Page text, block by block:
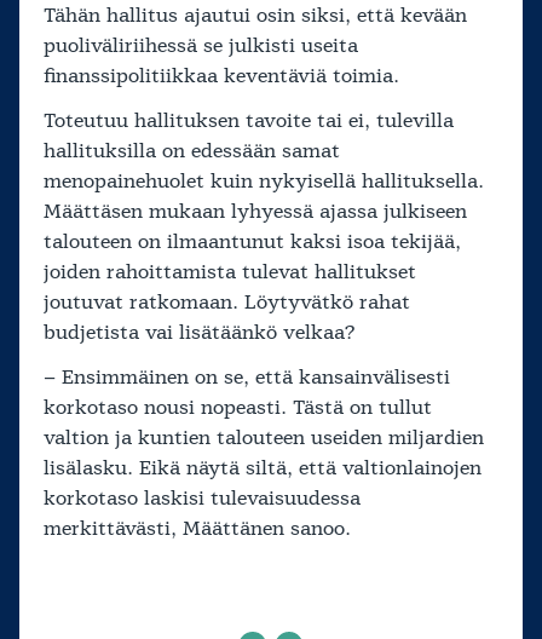
Tähän hallitus ajautui osin siksi, että kevään
puoliväliriihessä se julkisti useita
finanssipolitiikkaa keventäviä toimia.
Toteutuu hallituksen tavoite tai ei, tulevilla
hallituksilla on edessään samat
menopainehuolet kuin nykyisellä hallituksella.
Määttäsen mukaan lyhyessä ajassa julkiseen
talouteen on ilmaantunut kaksi isoa tekijää,
joiden rahoittamista tulevat hallitukset
joutuvat ratkomaan. Löytyvätkö rahat
budjetista vai lisätäänkö velkaa?
– Ensimmäinen on se, että kansainvälisesti
korkotaso nousi nopeasti. Tästä on tullut
valtion ja kuntien talouteen useiden miljardien
lisälasku. Eikä näytä siltä, että valtionlainojen
korkotaso laskisi tulevaisuudessa
merkittävästi, Määttänen sanoo.